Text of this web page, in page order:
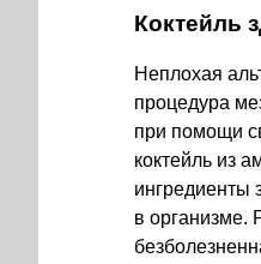
Коктейль
Неплохая
процедура
при помощи
коктейль из
ингредиенты
в организме.